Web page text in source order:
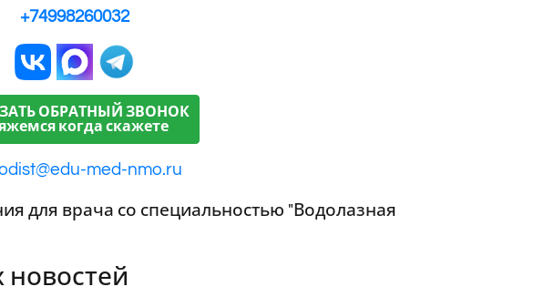
+74998260032
ОБРАТНЫЙ ЗВОНОК
когда скажете
med-nmo.ru
для врача со специальностью "Водолазная